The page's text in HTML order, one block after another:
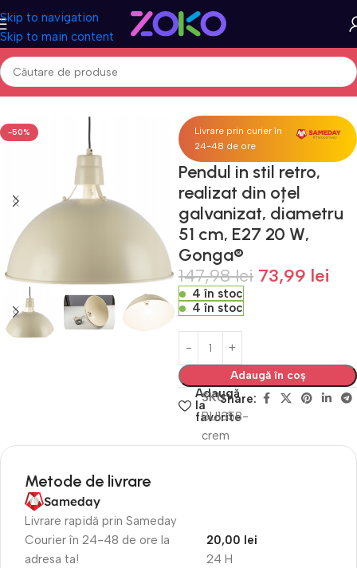
Skip to navigation
Skip to main content
Gradina Iluminat & Electrice Corpuri de iluminat Lampi si veioze
-50%
Livrare prin curier în
24-48 de ore
Pendul in stil retro,
realizat din oțel
galvanizat, diametru
51 cm, E27 20 W,
Gonga®
147,98lei 73,99 lei
4 în stoc
4 în stoc
Adaugă în coș
Adaugă
la
favorite
SKU
BU1358-
crem
Share:
Metode de livrare
Sameday
Livrare rapidă prin Sameday
Courier în 24-48 de ore la
adresa ta!
24 H
20,00 lei